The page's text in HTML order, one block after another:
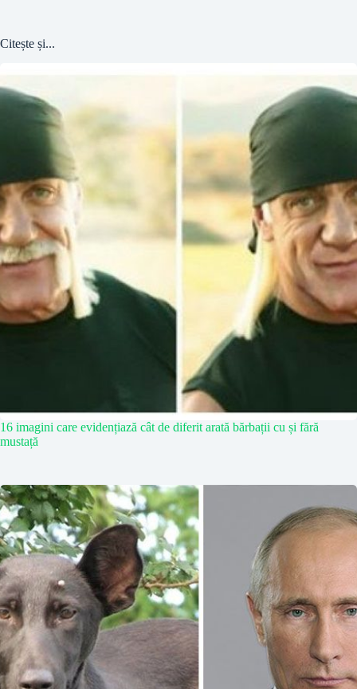
Citește și...
16 imagini care evidențiază cât de diferit arată bărbații cu și fără
mustață